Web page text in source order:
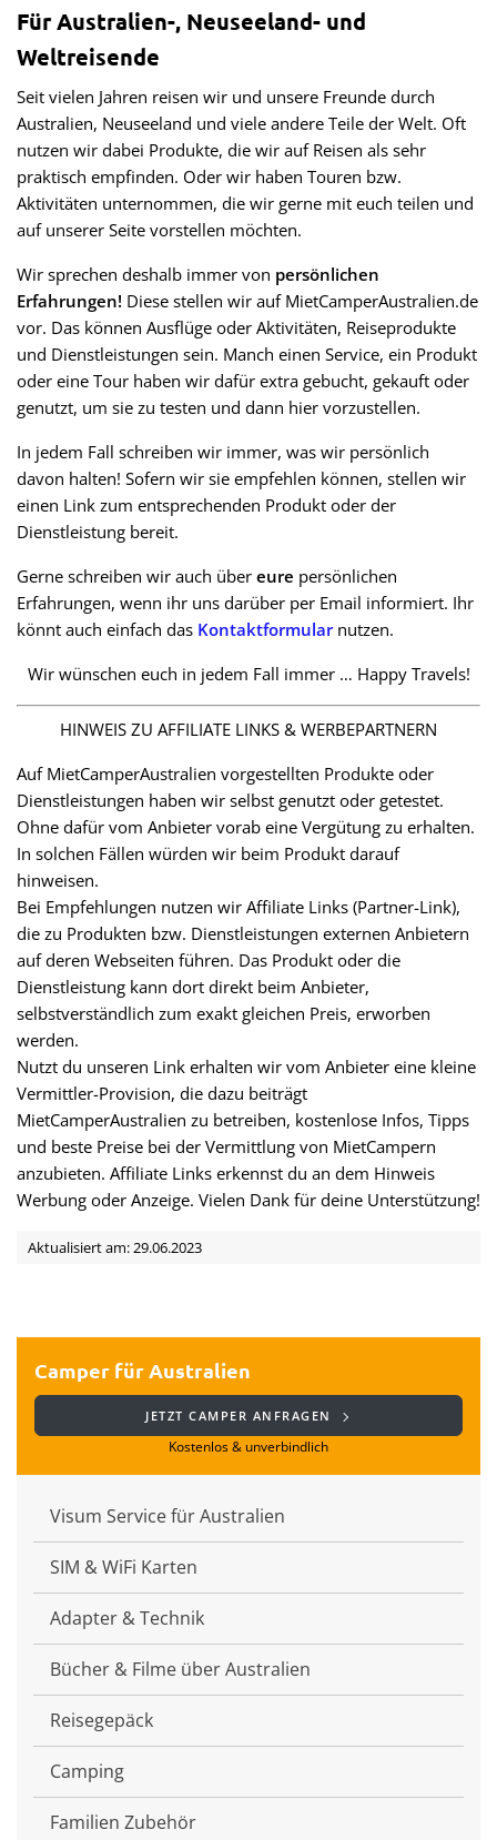
Für Australien-, Neuseeland- und
Weltreisende
Seit vielen Jahren reisen wir und unsere Freunde durch
Australien, Neuseeland und viele andere Teile der Welt. Oft
nutzen wir dabei Produkte, die wir auf Reisen als sehr
praktisch empfinden. Oder wir haben Touren bzw.
Aktivitäten unternommen, die wir gerne mit euch teilen und
auf unserer Seite vorstellen möchten.
Wir sprechen deshalb immer von persönlichen
Erfahrungen! Diese stellen wir auf MietCamperAustralien.de
vor. Das können Ausflüge oder Aktivitäten, Reiseprodukte
und Dienstleistungen sein. Manch einen Service, ein Produkt
oder eine Tour haben wir dafür extra gebucht, gekauft oder
genutzt, um sie zu testen und dann hier vorzustellen.
In jedem Fall schreiben wir immer, was wir persönlich
davon halten! Sofern wir sie empfehlen können, stellen wir
einen Link zum entsprechenden Produkt oder der
Dienstleistung bereit.
Gerne schreiben wir auch über eure persönlichen
Erfahrungen, wenn ihr uns darüber per Email informiert. Ihr
könnt auch einfach das Kontaktformularnutzen.
Wir wünschen euch in jedem Fall immer … Happy Travels!
HINWEIS ZU AFFILIATE LINKS & WERBEPARTNERN
Auf MietCamperAustralien vorgestellten Produkte oder
Dienstleistungen haben wir selbst genutzt oder getestet.
Ohne dafür vom Anbieter vorab eine Vergütung zu erhalten.
In solchen Fällen würden wir beim Produkt darauf
hinweisen.
Bei Empfehlungen nutzen wir Affiliate Links (Partner-Link),
die zu Produkten bzw. Dienstleistungen externen Anbietern
auf deren Webseiten führen. Das Produkt oder die
Dienstleistung kann dort direkt beim Anbieter,
selbstverständlich zum exakt gleichen Preis, erworben
werden.
Nutzt du unseren Link erhalten wir vom Anbieter eine kleine
Vermittler-Provision, die dazu beiträgt
MietCamperAustralien zu betreiben, kostenlose Infos, Tipps
und beste Preise bei der Vermittlung von MietCampern
anzubieten. Affiliate Links erkennst du an dem Hinweis
Werbung oder Anzeige. Vielen Dank für deine Unterstützung!
Aktualisiert am: 29.06.2023
Camper für Australien
JETZT CAMPER ANFRAGEN
Kostenlos & unverbindlich
Visum Service für Australien
SIM & WiFi Karten
Adapter & Technik
Bücher & Filme über Australien
Reisegepäck
Camping
Familien Zubehör